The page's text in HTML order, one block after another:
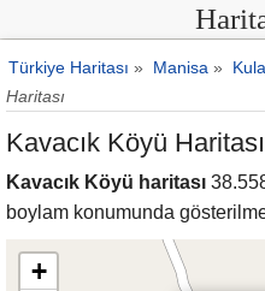
Türkiye Haritası » Manisa » Kula
Haritası
Kavacık Köyü Haritası
Kavacık Köyü haritası
boylam konumunda
+